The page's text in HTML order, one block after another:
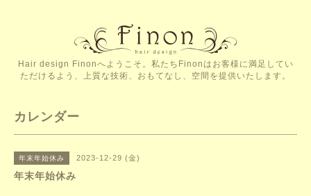
Hair design Finonへようこそ。私たちFinonはお客様に満足してい
ただけるよう、上質な技術、おもてなし、空間を提供いたします。
カレンダー
年末年始休み 2023-12-29 (金)
年末年始休み